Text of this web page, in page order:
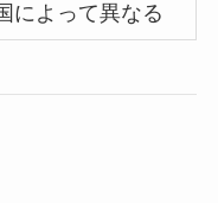
によって異なる